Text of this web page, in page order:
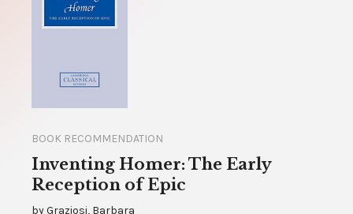
BOOK RECOMMENDATION
Inventing Homer: The Early
Reception of Epic
byGraziosi, Barbara